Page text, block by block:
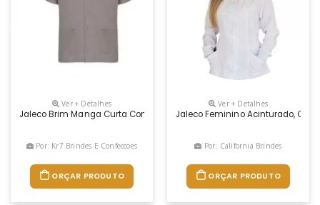
Ver + Detalhes
Jaleco Brim Manga Curta Com 3 Bolsos
Por: Kr7 Brindes E Confeccoes
ORÇAR PRODUTO
Ver + Detalhes
Jaleco Feminino Acinturado,
Por: California Brindes
ORÇAR PRODUTO